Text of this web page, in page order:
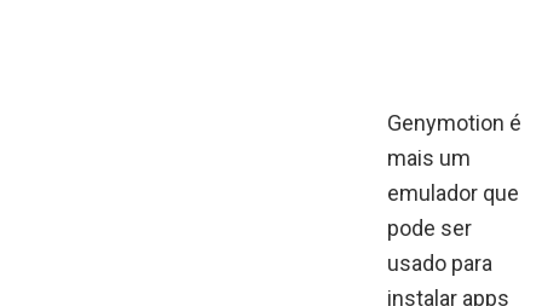
Genymotion é
mais um
emulador que
pode ser
usado para
instalar apps